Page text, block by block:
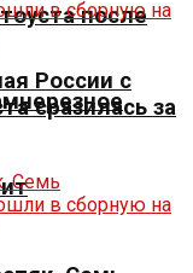
после
России с
сразилась за